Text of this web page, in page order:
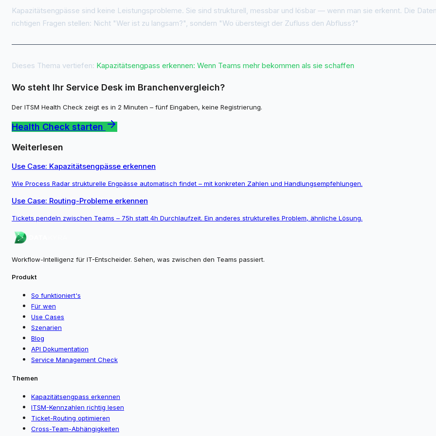
Kapazitätsengpässe sind keine Leistungsprobleme. Sie sind strukturell, messbar und lösbar — wenn man sie erkennt. Die
richtigen Fragen stellen: Nicht "Wer ist zu langsam?", sondern "Wo übersteigt der Zufluss den Abfluss?"
Dieses Thema vertiefen: Kapazitätsengpass erkennen: Wenn Teams mehr bekommen als sie schaffen
Wo steht Ihr Service Desk im Branchenvergleich?
Der ITSM Health Check zeigt es in 2 Minuten – fünf Eingaben, keine Registrierung.
Health Check starten
Weiterlesen
Use Case: Kapazitätsengpässe erkennen
Wie Process Radar strukturelle Engpässe automatisch findet – mit konkreten Zahlen und Handlungsempfehlungen.
Use Case: Routing-Probleme erkennen
Tickets pendeln zwischen Teams – 75h statt 4h Durchlaufzeit. Ein anderes strukturelles Problem, ähnliche Lösung.
Workflow-Intelligenz für IT-Entscheider. Sehen, was zwischen den Teams passiert.
Produkt
So funktioniert's
Für wen
Use Cases
Szenarien
Blog
API Dokumentation
Service Management Check
Themen
Kapazitätsengpass erkennen
ITSM-Kennzahlen richtig lesen
Ticket-Routing optimieren
Cross-Team-Abhängigkeiten